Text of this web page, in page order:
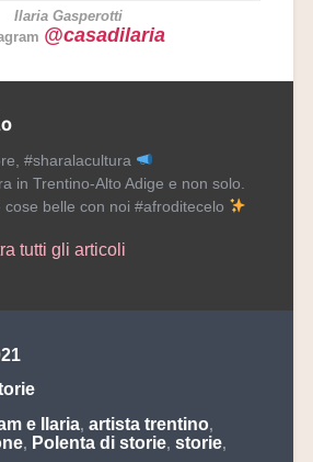
Ilaria Gasperotti
@casadilaria
#sharalacultura
in Trentino-Alto Adige e non solo.
cose belle con noi #afroditecelo
e Ilaria, artista trentino,
, Polenta di storie, storie,